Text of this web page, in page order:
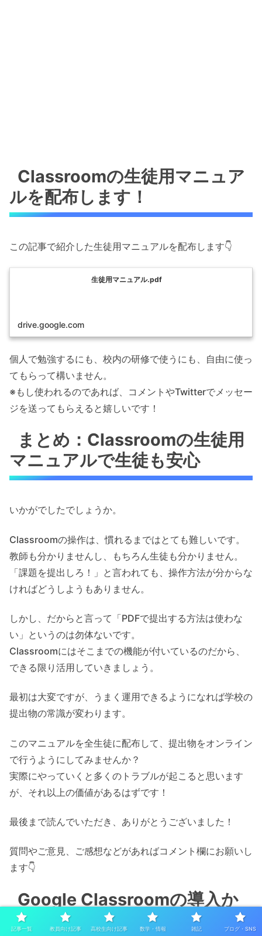
Classroomの生徒用マニュア
ルを配布します！
この記事で紹介した生徒用マニュアルを配布します👇
生徒用マニュアル.pdf
drive.google.com
個人で勉強するにも、校内の研修で使うにも、自由に使っ
てもらって構いません。
※もし使われるのであれば、コメントやTwitterでメッセー
ジを送ってもらえると嬉しいです！
まとめ：Classroomの生徒用
マニュアルで生徒も安心
いかがでしたでしょうか。
Classroomの操作は、慣れるまではとても難しいです。
教師も分かりませんし、もちろん生徒も分かりません。
「課題を提出しろ！」と言われても、操作方法が分からな
ければどうしようもありません。
しかし、だからと言って「PDFで提出する方法は使わな
い」というのは勿体ないです。
Classroomにはそこまでの機能が付いているのだから、
できる限り活用していきましょう。
最初は大変ですが、うまく運用できるようになれば学校の
提出物の常識が変わります。
このマニュアルを全生徒に配布して、提出物をオンライン
で行うようにしてみませんか？
実際にやっていくと多くのトラブルが起こると思います
が、それ以上の価値があるはずです！
最後まで読んでいただき、ありがとうございました！
質問やご意見、ご感想などがあればコメント欄にお願いし
ます👇
Google Classroomの導入か
ら運用までの手順
記事一覧 教員向け記事 高校生向け記事 数学・情報 雑記 ブログ・SNS